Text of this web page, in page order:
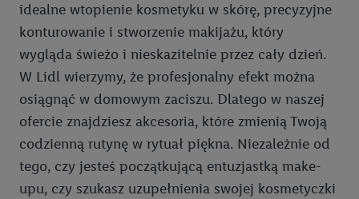
idealne wtopienie kosmetyku w skórę, precyzyjne
konturowanie i stworzenie makijażu, który
wygląda świeżo i nieskazitelnie przez cały dzień.
W Lidl wierzymy, że profesjonalny efekt można
osiągnąć w domowym zaciszu. Dlatego w naszej
ofercie znajdziesz akcesoria, które zmienią Twoją
codzienną rutynę w rytuał piękna. Niezależnie od
tego, czy jesteś początkującą entuzjastką make-
upu, czy szukasz uzupełnienia swojej kosmetyczki